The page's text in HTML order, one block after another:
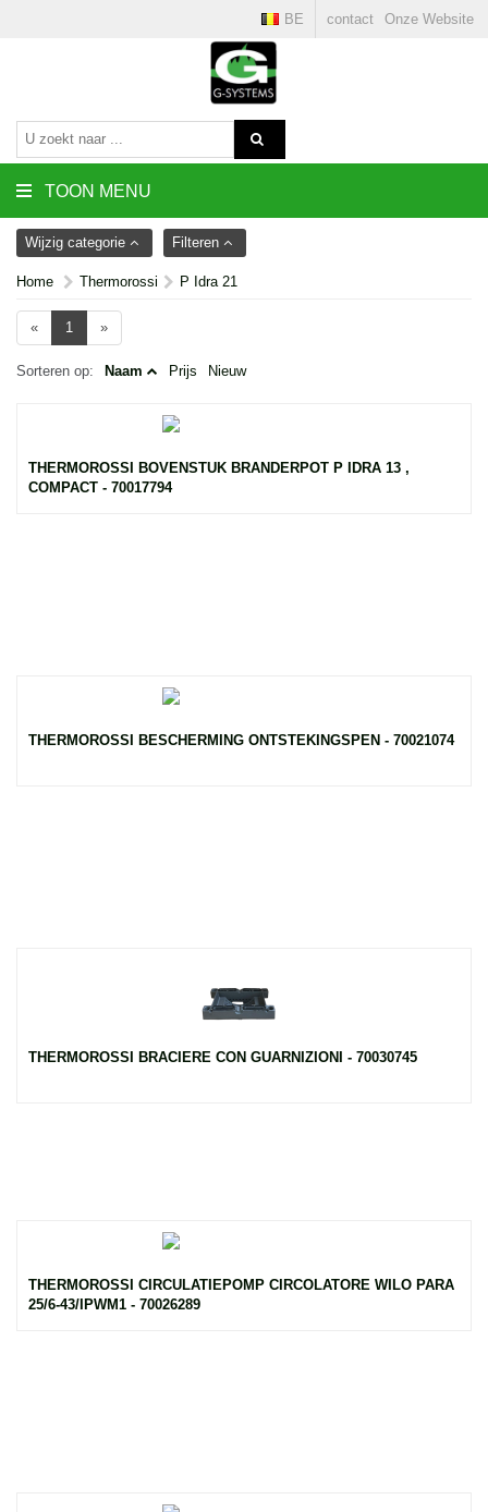
contact Onze Website
BE
TOON MENU
Wijzig categorie Filteren
Home Thermorossi P Idra 21
« 1 »
Sorteren op: Naam Prijs Nieuw
THERMOROSSI BOVENSTUK BRANDERPOT P IDRA 13 ,
COMPACT - 70017794
THERMOROSSI BESCHERMING ONTSTEKINGSPEN - 70021074
THERMOROSSI BRACIERE CON GUARNIZIONI - 70030745
THERMOROSSI CIRCULATIEPOMP CIRCOLATORE WILO PARA
25/6-43/IPWM1 - 70026289